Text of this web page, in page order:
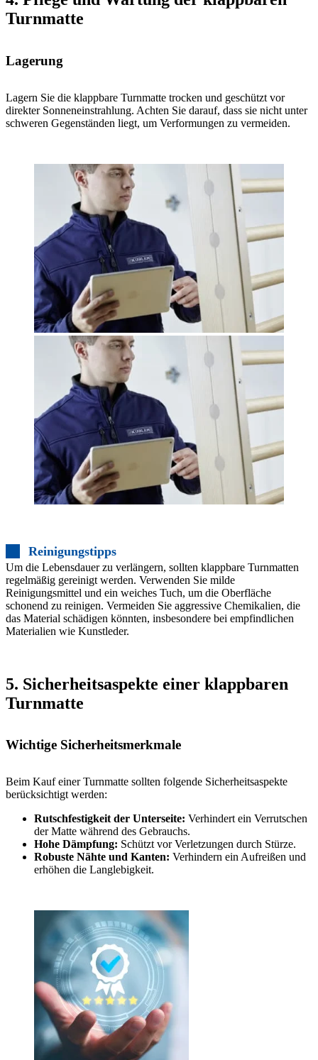
Turnmatte
Lagerung
Lagern Sie die klappbare Turnmatte trocken und geschützt vor
direkter Sonneneinstrahlung. Achten Sie darauf, dass sie nicht unter
schweren Gegenständen liegt, um Verformungen zu vermeiden.
Reinigungstipps
Um die Lebensdauer zu verlängern, sollten klappbare Turnmatten
regelmäßig gereinigt werden. Verwenden Sie milde
Reinigungsmittel und ein weiches Tuch, um die Oberfläche
schonend zu reinigen. Vermeiden Sie aggressive Chemikalien, die
das Material schädigen könnten, insbesondere bei empfindlichen
Materialien wie Kunstleder.
5. Sicherheitsaspekte einer klappbaren
Turnmatte
Wichtige Sicherheitsmerkmale
Beim Kauf einer Turnmatte sollten folgende Sicherheitsaspekte
berücksichtigt werden:
Rutschfestigkeit der Unterseite: Verhindert ein Verrutschen
der Matte während des Gebrauchs.
Hohe Dämpfung: Schützt vor Verletzungen durch Stürze.
Robuste Nähte und Kanten: Verhindern ein Aufreißen und
erhöhen die Langlebigkeit.